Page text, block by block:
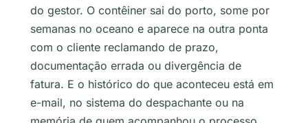
do gestor. O contêiner sai do porto, some por
semanas no oceano e aparece na outra ponta
com o cliente reclamando de prazo,
documentação errada ou divergência de
fatura. E o histórico do que aconteceu está em
e-mail, no sistema do despachante ou na